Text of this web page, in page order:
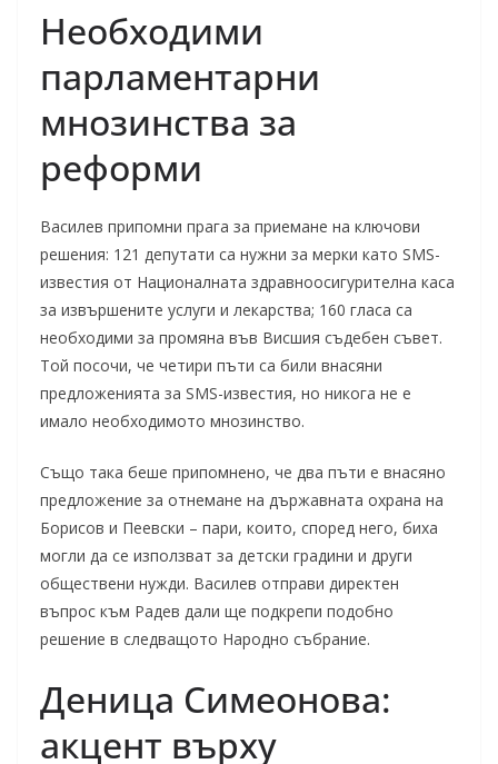
Необходими
парламентарни
мнозинства за
реформи
Василев припомни прагa за приемане на ключови
решения: 121 депутати са нужни за мерки като SMS-
известия от Националната здравноосигурителна каса
за извършените услуги и лекарства; 160 гласа са
необходими за промяна във Висшия съдебен съвет.
Той посочи, че четири пъти са били внасяни
предложенията за SMS-известия, но никога не е
имало необходимото мнозинство.
Също така беше припомнено, че два пъти е внасяно
предложение за отнемане на държавната охрана на
Борисов и Пеевски – пари, които, според него, биха
могли да се използват за детски градини и други
обществени нужди. Василев отправи директен
въпрос към Радев дали ще подкрепи подобно
решение в следващото Народно събрание.
Деница Симеонова:
акцент върху